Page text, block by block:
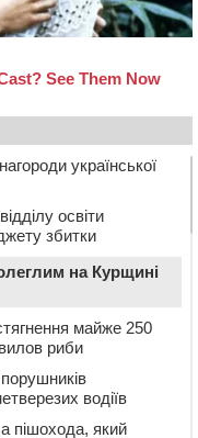
української
освіти
збитки
на Курщині
майже 250
риби
водіїв
пішохода, який